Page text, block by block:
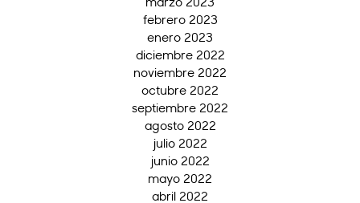
febrero 2023
enero 2023
diciembre 2022
noviembre 2022
octubre 2022
septiembre 2022
agosto 2022
julio 2022
junio 2022
mayo 2022
abril 2022